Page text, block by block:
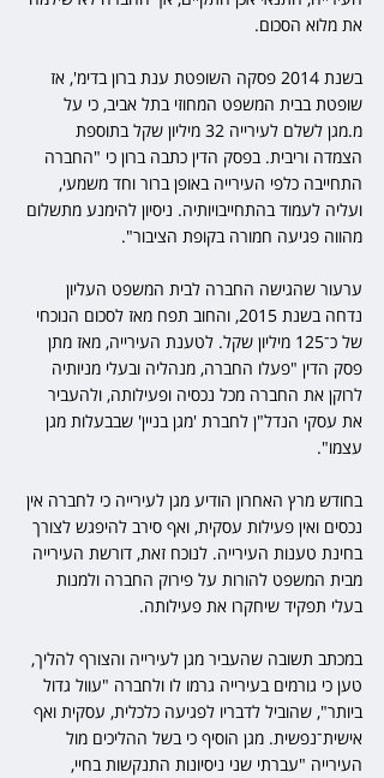
את מלוא הסכום.
בשנת 2014 פסקה השופטת ענת ברון בדימ', אז
שופטת בבית המשפט המחוזי בתל אביב, כי על
מ.מגן לשלם לעירייה 32 מיליון שקל בתוספת
הצמדה וריבית. בפסק הדין כתבה ברון כי "החברה
התחייבה כלפי העירייה באופן ברור וחד משמעי,
ועליה לעמוד בהתחייבויותיה. ניסיון להימנע מתשלום
מהווה פגיעה חמורה בקופת הציבור".
ערעור שהגישה החברה לבית המשפט העליון
נדחה בשנת 2015, והחוב תפח מאז לסכום הנוכחי
של כ־125 מיליון שקל. לטענת העירייה, מאז מתן
פסק הדין "פעלו החברה, מנהליה ובעלי מניותיה
לרוקן את החברה מכל נכסיה ופעילותה, ולהעביר
את עסקי הנדל"ן לחברת 'מגן בניין' שבבעלות מגן
עצמו".
בחודש מרץ האחרון הודיע מגן לעירייה כי לחברה אין
נכסים ואין פעילות עסקית, ואף סירב להיפגש לצורך
בחינת טענות העירייה. לנוכח זאת, דורשת העירייה
מבית המשפט להורות על פירוק החברה ולמנות
בעלי תפקיד שיחקרו את פעילותה.
במכתב תשובה שהעביר מגן לעירייה והצורף להליך,
טען כי גורמים בעירייה גרמו לו ולחברה "עוול גדול
ביותר", שהוביל לדבריו לפגיעה כלכלית, עסקית ואף
אישית־נפשית. מגן הוסיף כי בשל ההליכים מול
העירייה "עברתי שני ניסיונות התנקשות בחיי,